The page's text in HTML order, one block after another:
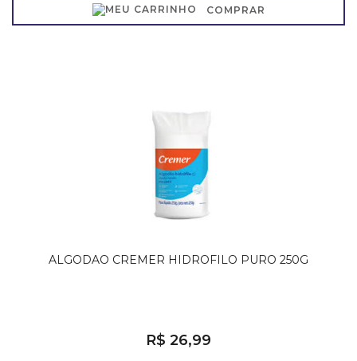
COMPRAR
ALGODAO CREMER HIDROFILO PURO 250G
R$ 26,99